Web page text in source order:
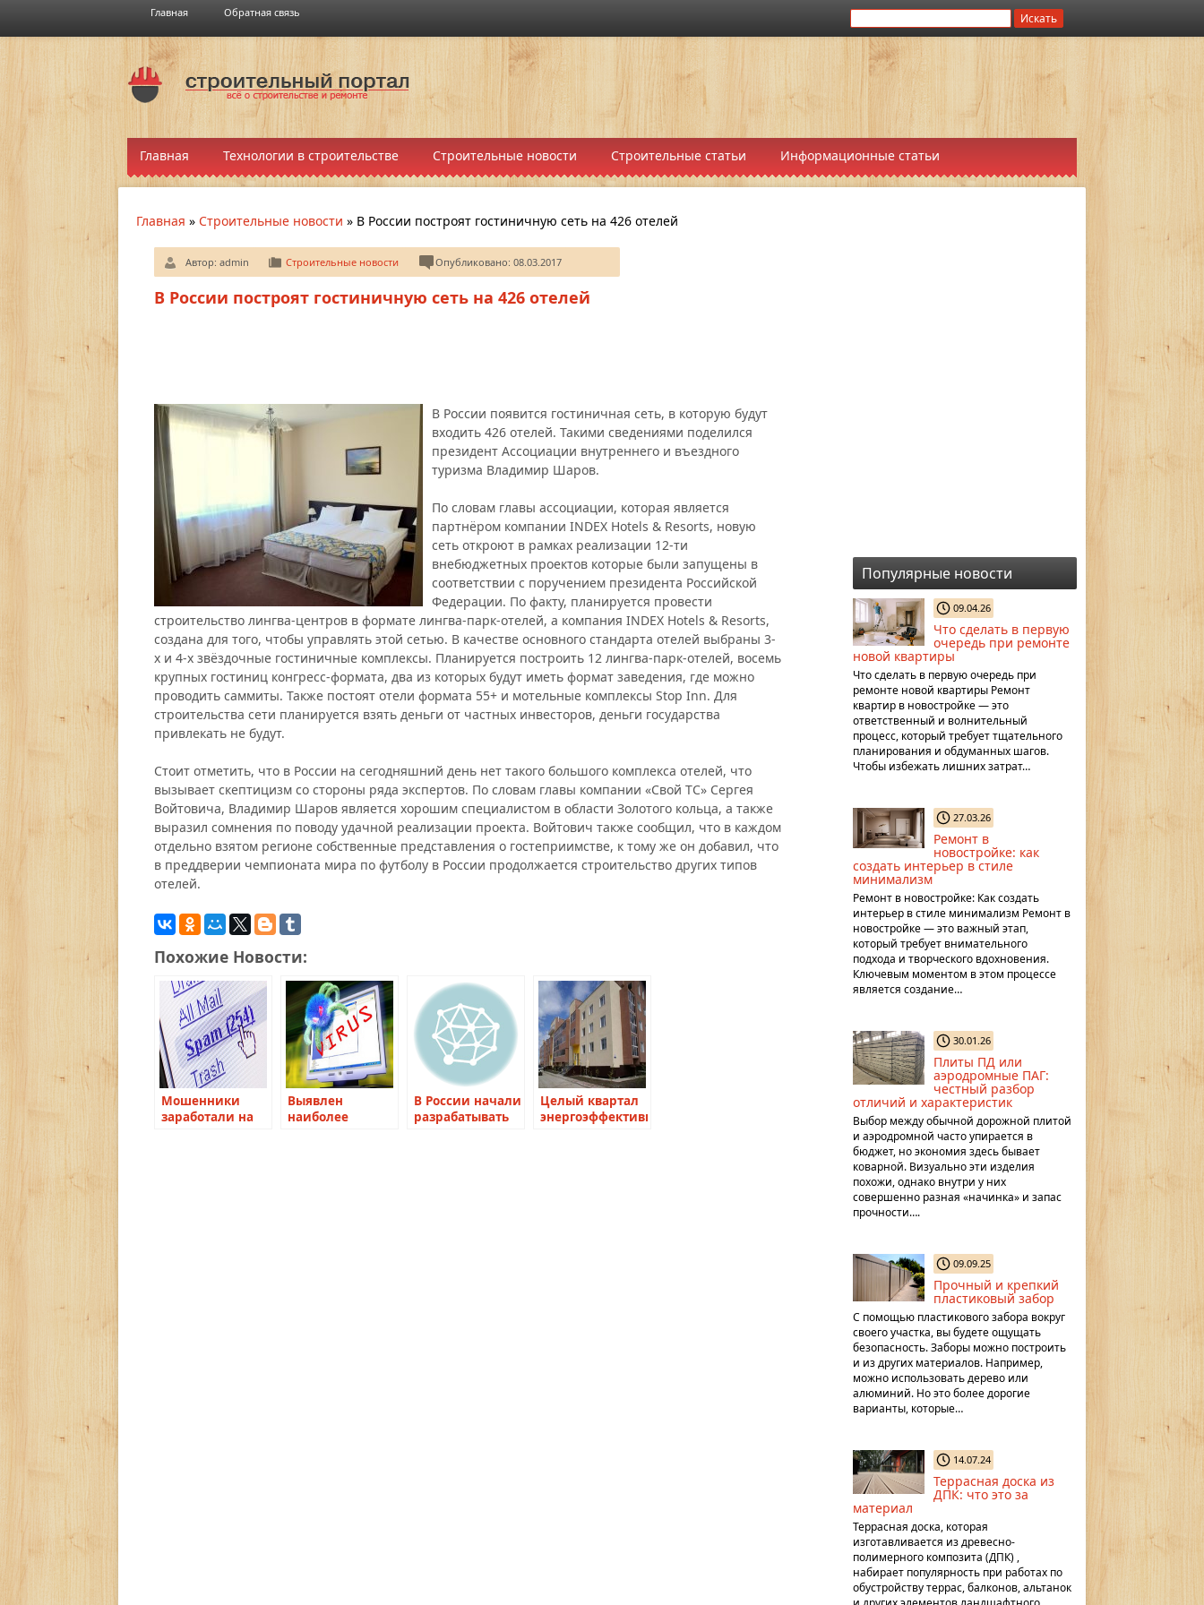
Главная Обратная связь
Главная Технологии в строительстве Строительные новости Строительные статьи Информационные статьи
Главная » Строительные новости » В России построят гостиничную сеть на 426 отелей
Автор: admin Строительные новости Опубликовано: 08.03.2017
В России построят гостиничную сеть на 426 отелей
В России появится гостиничная сеть, в которую будут
входить 426 отелей. Такими сведениями поделился
президент Ассоциации внутреннего и въездного
туризма Владимир Шаров.
По словам главы ассоциации, которая является
партнёром компании INDEX Hotels & Resorts, новую
сеть откроют в рамках реализации 12-ти
внебюджетных проектов которые были запущены в
соответствии с поручением президента Российской
Федерации. По факту, планируется провести
строительство лингва-центров в формате лингва-парк-отелей, а компания INDEX Hotels & Resorts,
создана для того, чтобы управлять этой сетью. В качестве основного стандарта отелей выбраны 3-
х и 4-х звёздочные гостиничные комплексы. Планируется построить 12 лингва-парк-отелей, восемь
крупных гостиниц конгресс-формата, два из которых будут иметь формат заведения, где можно
проводить саммиты. Также постоят отели формата 55+ и мотельные комплексы Stop Inn. Для
строительства сети планируется взять деньги от частных инвесторов, деньги государства
привлекать не будут.
Стоит отметить, что в России на сегодняшний день нет такого большого комплекса отелей, что
вызывает скептицизм со стороны ряда экспертов. По словам главы компании «Свой ТС» Сергея
Войтовича, Владимир Шаров является хорошим специалистом в области Золотого кольца, а также
выразил сомнения по поводу удачной реализации проекта. Войтович также сообщил, что в каждом
отдельно взятом регионе собственные представления о гостеприимстве, к тому же он добавил, что
в преддверии чемпионата мира по футболу в России продолжается строительство других типов
отелей.
Похожие Новости:
Мошенники
заработали на
Выявлен
наиболее
В России начали
разрабатывать
Целый квартал
энергоэффективных
Популярные новости
09.04.26
Что сделать в первую
очередь при ремонте
новой квартиры
Что сделать в первую очередь при
ремонте новой квартиры Ремонт
квартир в новостройке — это
ответственный и волнительный
процесс, который требует тщательного
планирования и обдуманных шагов.
Чтобы избежать лишних затрат…
27.03.26
Ремонт в
новостройке: как
создать интерьер в стиле
минимализм
Ремонт в новостройке: Как создать
интерьер в стиле минимализм Ремонт в
новостройке — это важный этап,
который требует внимательного
подхода и творческого вдохновения.
Ключевым моментом в этом процессе
является создание…
30.01.26
Плиты ПД или
аэродромные ПАГ:
честный разбор
отличий и характеристик
Выбор между обычной дорожной плитой
и аэродромной часто упирается в
бюджет, но экономия здесь бывает
коварной. Визуально эти изделия
похожи, однако внутри у них
совершенно разная «начинка» и запас
прочности….
09.09.25
Прочный и крепкий
пластиковый забор
С помощью пластикового забора вокруг
своего участка, вы будете ощущать
безопасность. Заборы можно построить
и из других материалов. Например,
можно использовать дерево или
алюминий. Но это более дорогие
варианты, которые…
14.07.24
Террасная доска из
ДПК: что это за
материал
Террасная доска, которая
изготавливается из древесно-
полимерного композита (ДПК) ,
набирает популярность при работах по
обустройству террас, балконов, альтанок